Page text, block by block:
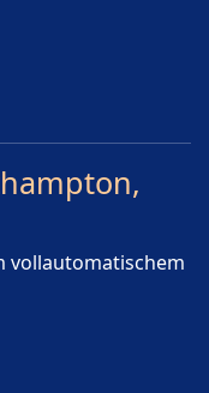
vollautomatischem